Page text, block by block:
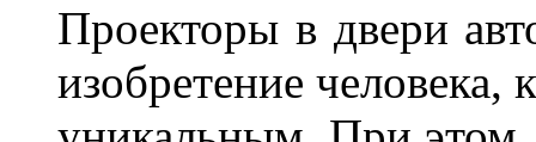
Проекторы в двери
изобретение человека,